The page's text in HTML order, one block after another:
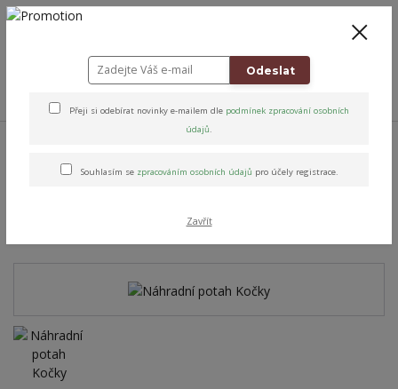
+420 778 743 310
Altens originály & vybrané značky
Náhradní potah Kočky
Odeslat
Přeji si odebírat novinky e-mailem dle podmínek zpracování osobních
údajů.
Souhlasím se zpracováním osobních údajů pro účely registrace.
Zavřít